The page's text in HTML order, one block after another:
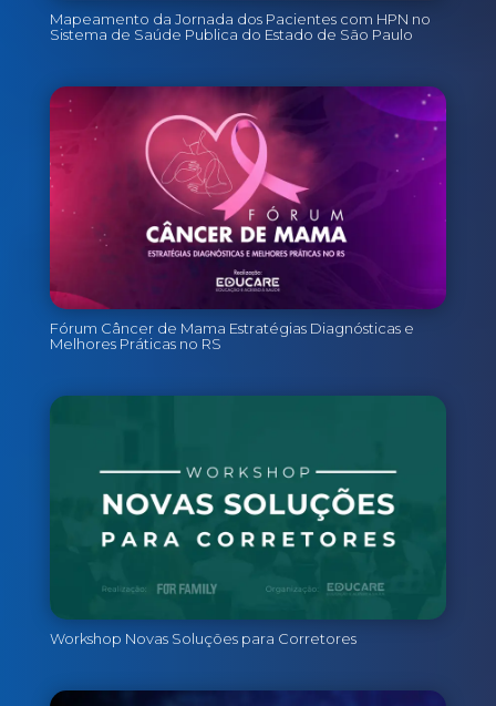
Mapeamento da Jornada dos Pacientes com HPN no
Sistema de Saúde Publica do Estado de São Paulo
Fórum Câncer de Mama Estratégias Diagnósticas e
Melhores Práticas no RS
Workshop Novas Soluções para Corretores